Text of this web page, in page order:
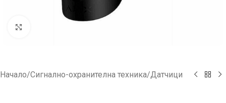
Начало/Сигнално-охранителна техника/Датчици